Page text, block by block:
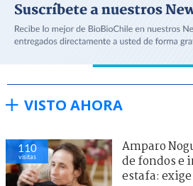
VISTO AHORA
110
visitas
Amparo
de fondos e
estafa: